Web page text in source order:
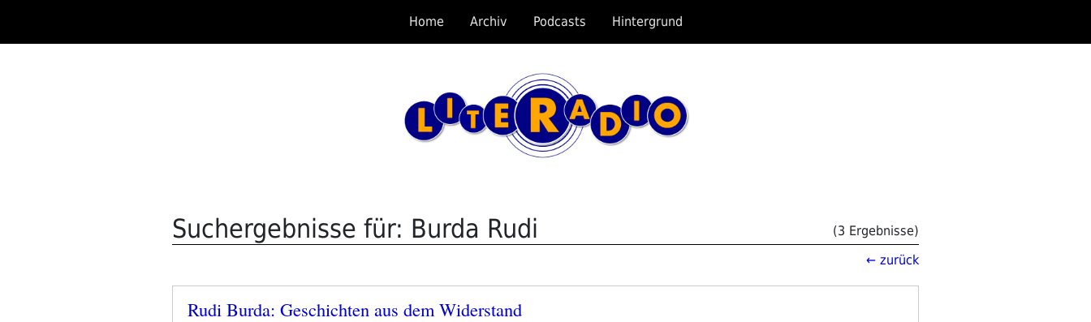
springen
Home Archiv Podcasts Hintergrund
Suchergebnisse für: Burda Rudi
(3 Ergebnisse)
← zurück
Veröffentlicht
Rudi Burda: Geschichten aus dem Widerstand